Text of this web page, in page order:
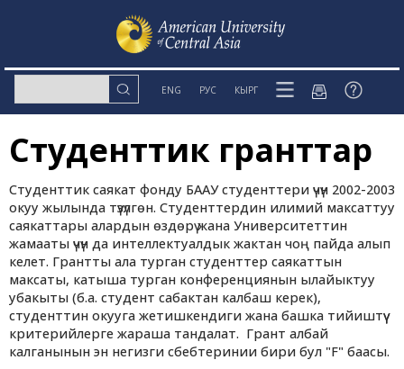
ENG РУС КЫРГ
Студенттик гранттар
Студенттик саякат фонду БААУ студенттери үчүн 2002-2003
окуу жылында түзүлгөн. Студенттердин илимий максаттуу
саякаттары алардын өздөрү жана Университеттин
жамааты үчүн да интеллектуалдык жактан чоң пайда алып
келет. Грантты ала турган студенттер саякаттын
максаты, катыша турган конференциянын ылайыктуу
убакыты (б.а. студент сабактан калбаш керек),
студенттин окууга жетишкендиги жана башка тийиштүү
критерийлерге жараша тандалат. Грант албай
калганынын эн негизги сбебтеринии бири бул "F" баасы.